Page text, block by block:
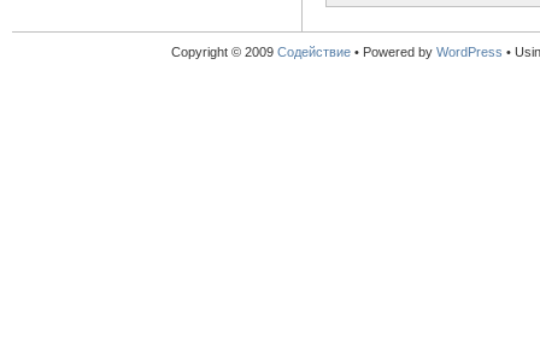
Copyright © 2009 Содействие• Powered by WordPress •